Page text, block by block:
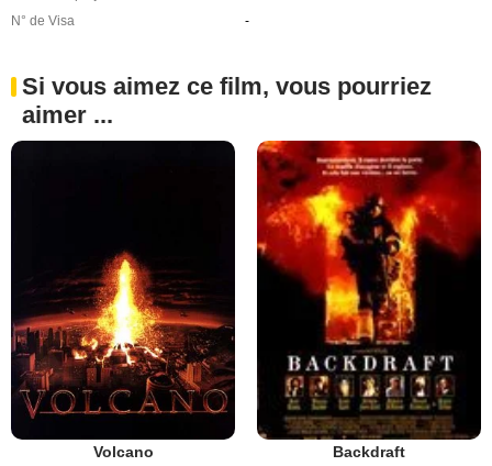
N° de Visa
-
Si vous aimez ce film, vous pourriez
aimer ...
Volcano Backdraft